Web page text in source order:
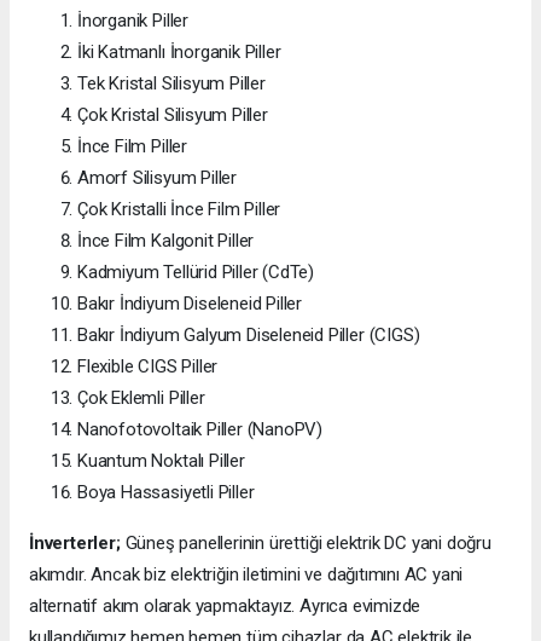
İnorganik Piller
İki Katmanlı İnorganik Piller
Tek Kristal Silisyum Piller
Çok Kristal Silisyum Piller
İnce Film Piller
Amorf Silisyum Piller
Çok Kristalli İnce Film Piller
İnce Film Kalgonit Piller
Kadmiyum Tellürid Piller (CdTe)
Bakır İndiyum Diseleneid Piller
Bakır İndiyum Galyum Diseleneid Piller (CIGS)
Flexible CIGS Piller
Çok Eklemli Piller
Nanofotovoltaik Piller (NanoPV)
Kuantum Noktalı Piller
Boya Hassasiyetli Piller
İnverterler;Güneş panellerinin ürettiği elektrik DC yani doğru
akımdır. Ancak biz elektriğin iletimini ve dağıtımını AC yani
alternatif akım olarak yapmaktayız. Ayrıca evimizde